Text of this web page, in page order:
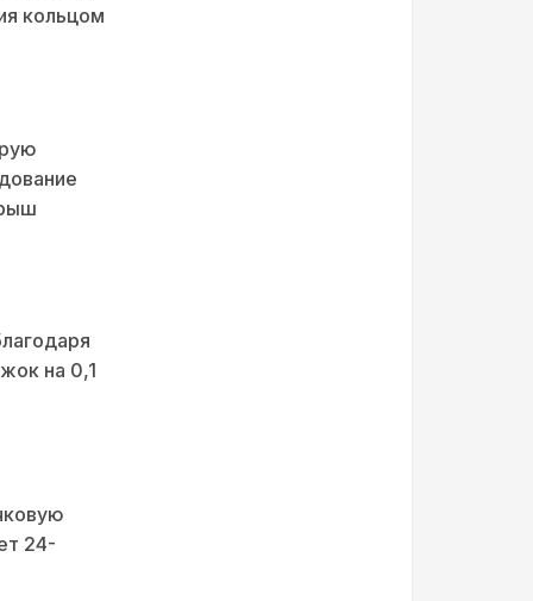
кольцом
на 0,1
24-